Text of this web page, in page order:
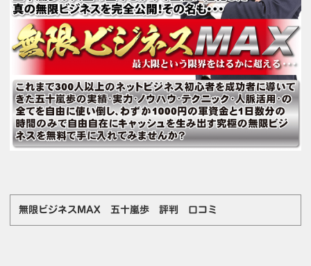
無限ビジネスMAX 五十嵐歩 評判 口コミ